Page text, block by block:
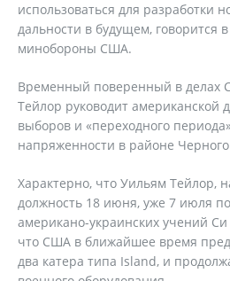
использоваться для разработки
дальности в будущем, говорится
минобороны США.
Временный поверенный в делах
Тейлор руководит американской
выборов и «переходного
напряженности в районе
Характерно, что Уильям Тейлор,
должность 18 июня, уже 7 июля
американо-украинских учений Си
что США в ближайшее время
два катера типа Island, и